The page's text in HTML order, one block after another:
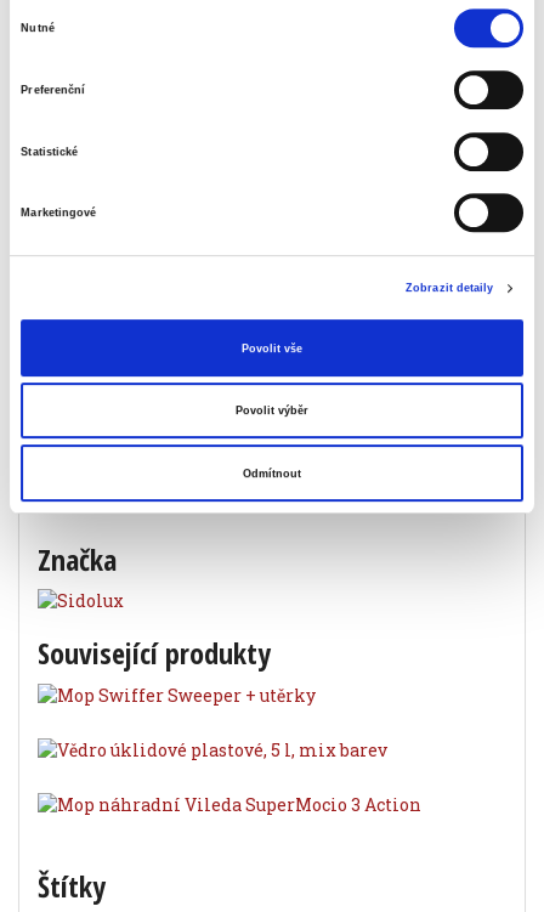
Nutné
Preferenční
Statistické
Marketingové
Zobrazit detaily
Povolit vše
Povolit výběr
Odmítnout
Informace o produktu
Prostředek čisticí Sidolux na podlahy, ylang
84 Kč
Specifikace produktu
Objednací číslo
92981305
objem
750 ml
Značka
Související produkty
Štítky